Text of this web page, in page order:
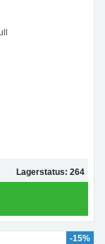
Lagerstatus: 264
-15%